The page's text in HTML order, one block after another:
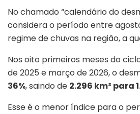
No chamado “calendário do
considera o período entre
regime de chuvas na região, a
Nos oito primeiros meses do
de 2025 e março de 2026, o
36%, saindo de 2.296 km² para
Esse é o menor índice para o